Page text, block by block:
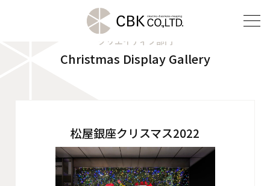
建装部門
ビルメンテナンス部門
クリエイティブ部門
Christmas Display Gallery
松屋銀座クリスマス2022